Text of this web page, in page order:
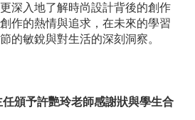
深入地了解時尚設計背後的創作
作的熱情與追求，在未來的學習
的敏銳與對生活的深刻洞察。
任頒予許艷玲老師感謝狀與學生合